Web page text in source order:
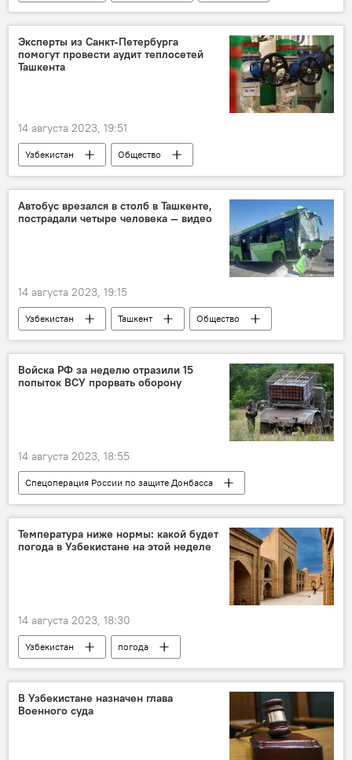
студенты
стипендия
язык
Министерство здравоохранения Узбекистана
Эксперты из Санкт-Петербурга
помогут провести аудит теплосетей
Ташкента
14 августа 2023, 19:51
Узбекистан
Общество
теплоснабжение
Россия
Санкт-Петербург
Автобус врезался в столб в Ташкенте,
пострадали четыре человека — видео
14 августа 2023, 19:15
Узбекистан Ташкент
Общество
Происшествия
ГИБДД
автобус
авария
Войска РФ за неделю отразили 15
попыток ВСУ прорвать оборону
14 августа 2023, 18:55
Спецоперация России по защите Донбасса
Россия
ЛНР
спецоперация
ВСУ
Температура ниже нормы: какой будет
погода в Узбекистане на этой неделе
14 августа 2023, 18:30
Узбекистан
погода
погода на неделю
погода в Узбекистане
прогноз
прогноз погоды
прогноз погоды по Узбекистану
В Узбекистане назначен глава
Военного суда